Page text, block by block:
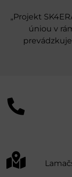
„Projekt
úniou v